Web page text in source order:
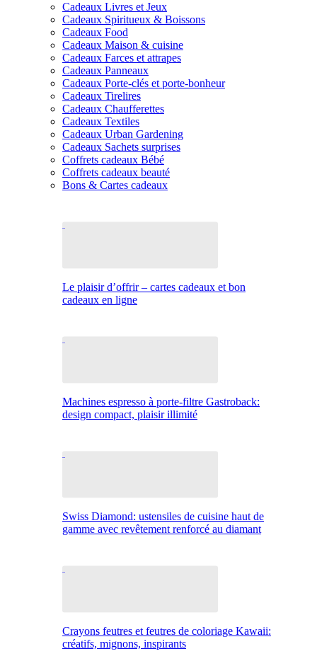
Cadeaux Livres et Jeux
Cadeaux Spiritueux & Boissons
Cadeaux Food
Cadeaux Maison & cuisine
Cadeaux Farces et attrapes
Cadeaux Panneaux
Cadeaux Porte-clés et porte-bonheur
Cadeaux Tirelires
Cadeaux Chaufferettes
Cadeaux Textiles
Cadeaux Urban Gardening
Cadeaux Sachets surprises
Coffrets cadeaux Bébé
Coffrets cadeaux beauté
Bons & Cartes cadeaux
Le plaisir d’offrir – cartes cadeaux et bon
cadeaux en ligne
Machines espresso à porte-filtre Gastroback:
design compact, plaisir illimité
Swiss Diamond: ustensiles de cuisine haut de
gamme avec revêtement renforcé au diamant
Crayons feutres et feutres de coloriage Kawaii:
créatifs, mignons, inspirants